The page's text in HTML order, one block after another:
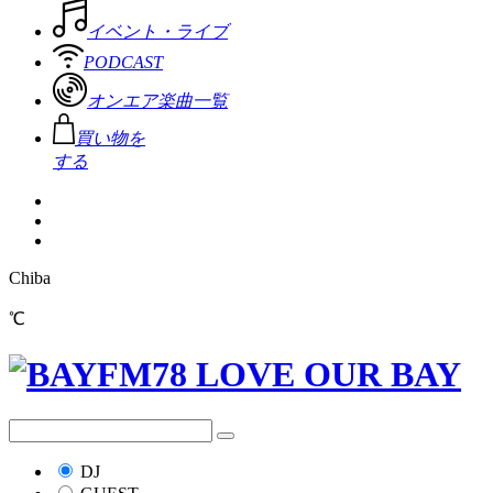
イベント・ライブ
PODCAST
オンエア楽曲一覧
買い物を
する
Chiba
℃
DJ